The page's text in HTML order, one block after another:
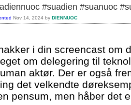
#suadien #suanuoc
Nov 14, 2024 by DIENNUOC
i din screencast om
om delegering til
aktør. Der er også
det velkendte
pensum, men håber det